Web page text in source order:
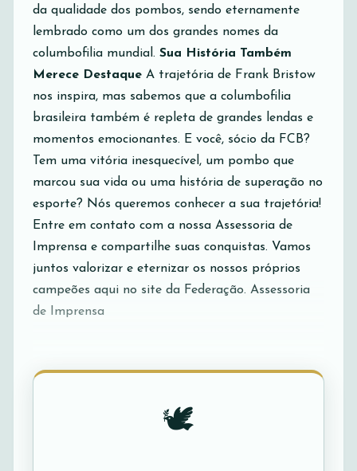
da qualidade dos pombos, sendo eternamente
lembrado como um dos grandes nomes da
columbofilia mundial. Sua História Também
Merece Destaque A trajetória de Frank Bristow
nos inspira, mas sabemos que a columbofilia
brasileira também é repleta de grandes lendas e
momentos emocionantes. E você, sócio da FCB?
Tem uma vitória inesquecível, um pombo que
marcou sua vida ou uma história de superação no
esporte? Nós queremos conhecer a sua trajetória!
Entre em contato com a nossa Assessoria de
Imprensa e compartilhe suas conquistas. Vamos
juntos valorizar e eternizar os nossos próprios
campeões aqui no site da Federação. Assessoria
de Imprensa
🕊️